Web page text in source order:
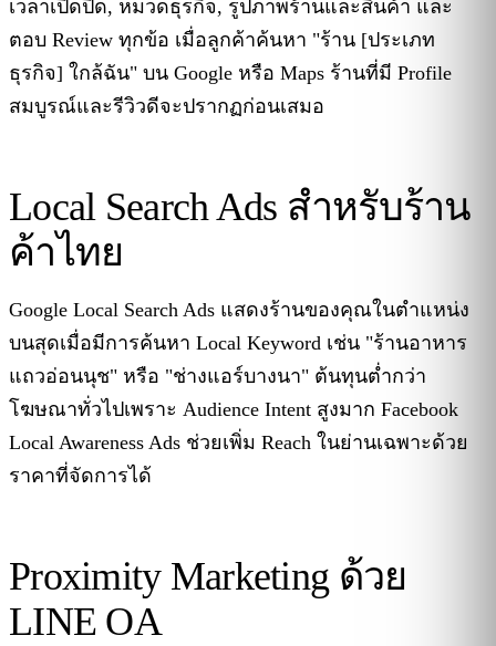
เวลาเปิดปิด, หมวดธุรกิจ, รูปภาพร้านและสินค้า และ
ตอบ Review ทุกข้อ เมื่อลูกค้าค้นหา "ร้าน [ประเภท
ธุรกิจ] ใกล้ฉัน" บน Google หรือ Maps ร้านที่มี Profile
สมบูรณ์และรีวิวดีจะปรากฏก่อนเสมอ
Local Search Ads สำหรับร้าน
ค้าไทย
Google Local Search Ads แสดงร้านของคุณในตำแหน่ง
บนสุดเมื่อมีการค้นหา Local Keyword เช่น "ร้านอาหาร
แถวอ่อนนุช" หรือ "ช่างแอร์บางนา" ต้นทุนต่ำกว่า
โฆษณาทั่วไปเพราะ Audience Intent สูงมาก Facebook
Local Awareness Ads ช่วยเพิ่ม Reach ในย่านเฉพาะด้วย
ราคาที่จัดการได้
Proximity Marketing ด้วย
LINE OA